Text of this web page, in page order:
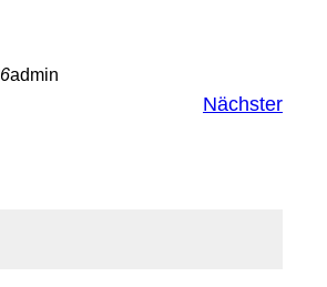
admin
Nächster